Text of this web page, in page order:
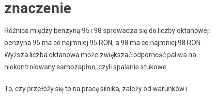
znaczenie
Różnica między benzyną 95 i 98 sprowadza się do liczby oktanowej:
benzyna 95 ma co najmniej 95 RON, a 98 ma co najmniej 98 RON.
Wyższa liczba oktanowa może zwiększać odporność paliwa na
niekontrolowany samozapłon, czyli spalanie stukowe.
To, czy przełoży się to na pracę silnika, zależy od warunków i